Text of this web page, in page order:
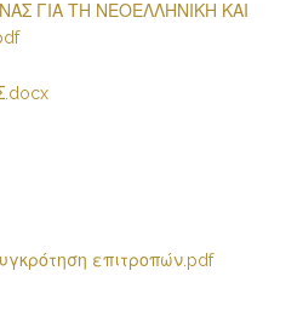
ΓΙΑ ΤΗ ΝΕΟΕΛΛΗΝΙΚΗ ΚΑΙ
επιτροπών.pdf